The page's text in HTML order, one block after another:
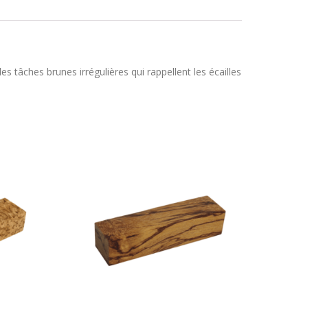
tâches brunes irrégulières qui rappellent les écailles